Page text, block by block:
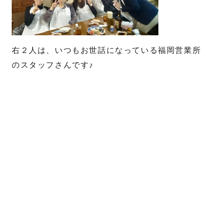
右２人は、いつもお世話になっている福岡営業所
のスタッフさんです♪